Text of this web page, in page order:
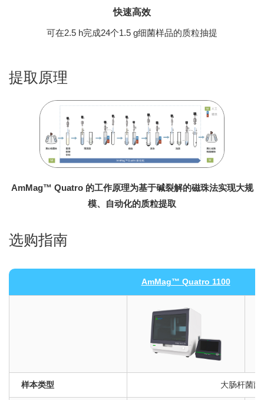
快速高效
可在2.5 h完成24个1.5 g细菌样品的质粒抽提
提取原理
AmMag™ Quatro 的工作原理为基于碱裂解的磁珠法实现大规
模、自动化的质粒提取
选购指南
AmMag™ Quatro 1100
样本类型 大肠杆菌菌